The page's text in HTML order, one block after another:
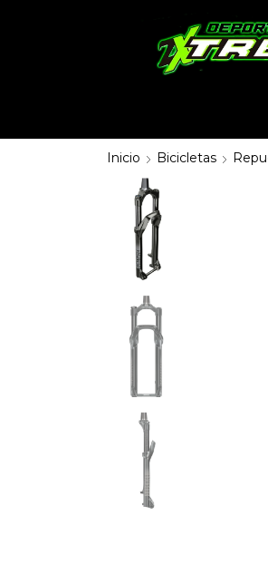
Inicio Bicicletas